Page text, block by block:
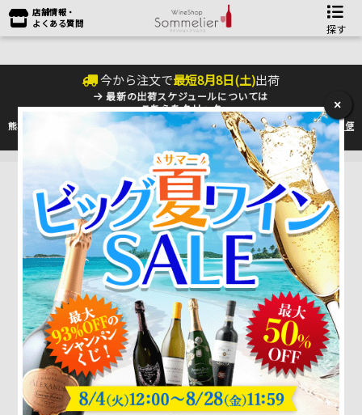
店舗情報・
よくある質問
探す
今から注文で最短8月8日(土)出荷
最新の出荷スケジュールについては
こちらをクリック
熊本地震の影響により九州への配送に遅れが生じております。最新情報は佐川急便
のHP
をご確認下さい。
×